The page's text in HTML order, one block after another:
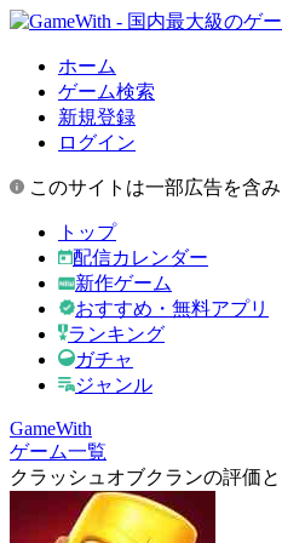
ホーム
ゲーム検索
新規登録
ログイン
このサイトは一部広告を含
トップ
配信カレンダー
新作ゲーム
おすすめ・無料アプリ
ランキング
ガチャ
ジャンル
GameWith
ゲーム一覧
クラッシュオブクランの評価